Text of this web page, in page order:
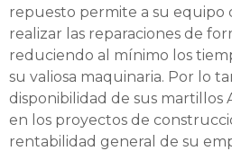
repuesto permite a su equipo
realizar las reparaciones de
reduciendo al mínimo los
su valiosa maquinaria. Por lo
disponibilidad de sus martillos
en los proyectos de
rentabilidad general de su